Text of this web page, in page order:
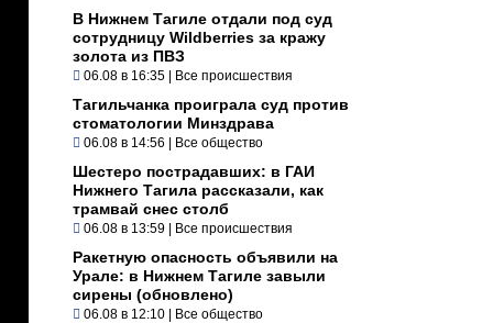
В Нижнем Тагиле отдали под суд
сотрудницу Wildberries за кражу
золота из ПВЗ
06.08 в 16:35 | Все происшествия
Тагильчанка проиграла суд против
стоматологии Минздрава
06.08 в 14:56 | Все общество
Шестеро пострадавших: в ГАИ
Нижнего Тагила рассказали, как
трамвай снес столб
06.08 в 13:59 | Все происшествия
Ракетную опасность объявили на
Урале: в Нижнем Тагиле завыли
сирены (обновлено)
06.08 в 12:10 | Все общество